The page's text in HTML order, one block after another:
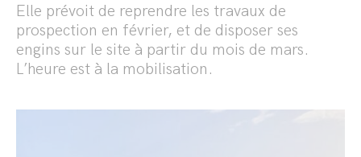
Elle prévoit de reprendre les travaux de
prospection en février, et de disposer ses
engins sur le site à partir du mois de mars.
L’heure est à la mobilisation.